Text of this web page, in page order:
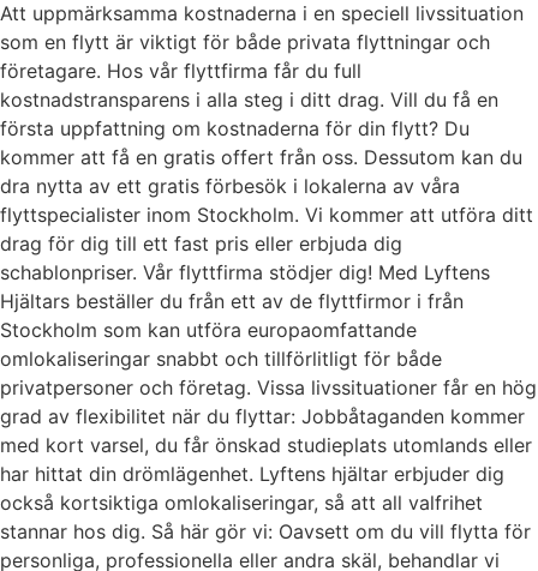
Att uppmärksamma kostnaderna i en speciell livssituation
som en flytt är viktigt för både privata flyttningar och
företagare. Hos vår flyttfirma får du full
kostnadstransparens i alla steg i ditt drag. Vill du få en
första uppfattning om kostnaderna för din flytt? Du
kommer att få en gratis offert från oss. Dessutom kan du
dra nytta av ett gratis förbesök i lokalerna av våra
flyttspecialister inom Stockholm. Vi kommer att utföra ditt
drag för dig till ett fast pris eller erbjuda dig
schablonpriser. Vår flyttfirma stödjer dig! Med Lyftens
Hjältars beställer du från ett av de flyttfirmor i från
Stockholm som kan utföra europaomfattande
omlokaliseringar snabbt och tillförlitligt för både
privatpersoner och företag. Vissa livssituationer får en hög
grad av flexibilitet när du flyttar: Jobbåtaganden kommer
med kort varsel, du får önskad studieplats utomlands eller
har hittat din drömlägenhet. Lyftens hjältar erbjuder dig
också kortsiktiga omlokaliseringar, så att all valfrihet
stannar hos dig. Så här gör vi: Oavsett om du vill flytta för
personliga, professionella eller andra skäl, behandlar vi